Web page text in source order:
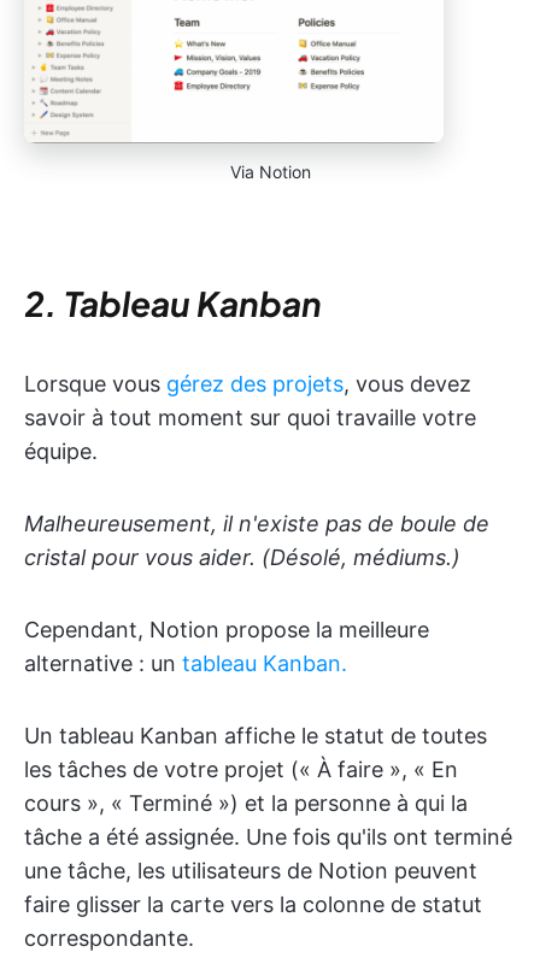
Via Notion
2. Tableau Kanban
Lorsque vous gérez des projets, vous devez
savoir à tout moment sur quoi travaille votre
équipe.
Malheureusement, il n'existe pas de boule de
cristal pour vous aider. (Désolé, médiums.)
Cependant, Notion propose la meilleure
alternative : un tableau Kanban.
Un tableau Kanban affiche le statut de toutes
les tâches de votre projet (« À faire », « En
cours », « Terminé ») et la personne à qui la
tâche a été assignée. Une fois qu'ils ont terminé
une tâche, les utilisateurs de Notion peuvent
faire glisser la carte vers la colonne de statut
correspondante.